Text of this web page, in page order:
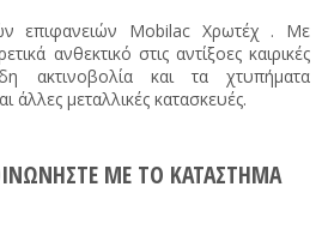
επιφανειών Mobilac Χρωτέχ . Με
ανθεκτικό στις αντίξοες καιρικές
ακτινοβολία και τα χτυπήματα
άλλες μεταλλικές κατασκευές.
ΜΕ ΤΟ ΚΑΤΑΣΤΗΜΑ